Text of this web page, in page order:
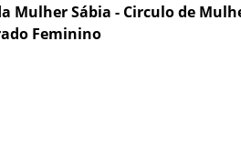
Mulher Sábia - Circulo de
Feminino